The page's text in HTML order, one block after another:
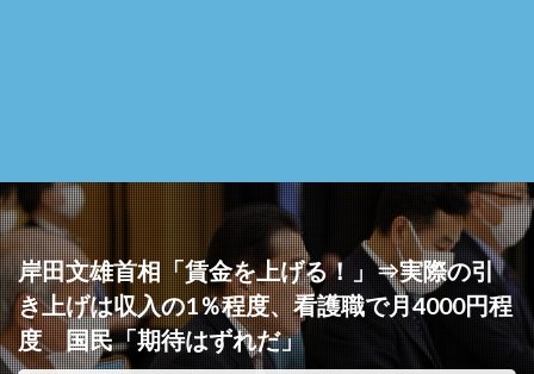
岸田文雄首相「賃金を上げる！」⇒実際の引
き上げは収入の1％程度、看護職で月4000円程
度 国民「期待はずれだ」